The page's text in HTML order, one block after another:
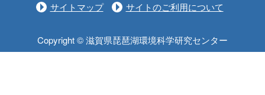
サイトマップ サイトのご利用について
Copyright © 滋賀県琵琶湖環境科学研究センター